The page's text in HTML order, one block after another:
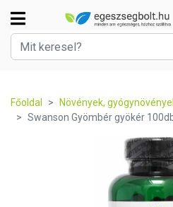
Főoldal Növények,
Swanson Gyömbér gyökér